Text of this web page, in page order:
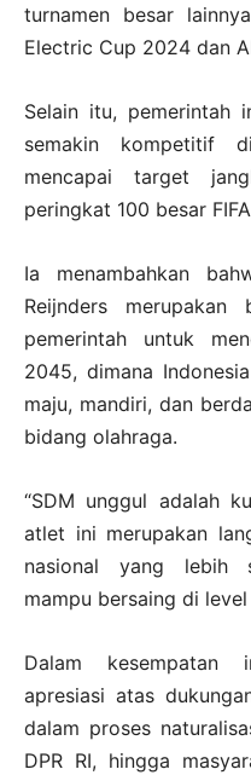
turnamen besar
Electric Cup 2024 dan
Selain itu, pemerintah
semakin kompetitif
mencapai target
peringkat 100 besar
Ia menambahkan
Reijnders
pemerintah untuk
2045, dimana
maju, mandiri, dan
bidang olahraga.
“SDM unggul adalah
atlet ini merupakan
nasional yang lebih
mampu bersaing di
Dalam kesempatan
apresiasi atas
dalam proses
DPR RI, hingga